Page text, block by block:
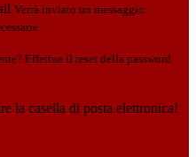
Verrà inviato un messaggio
Effettua il reset della password
la casella di posta elettronica!